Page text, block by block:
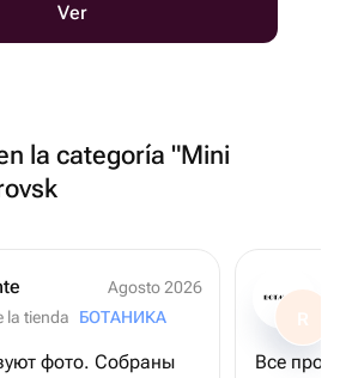
Ver
la categoría "Mini
Agosto 2026
la tienda
БОТАНИКА
фото. Собраны
R
Все просто